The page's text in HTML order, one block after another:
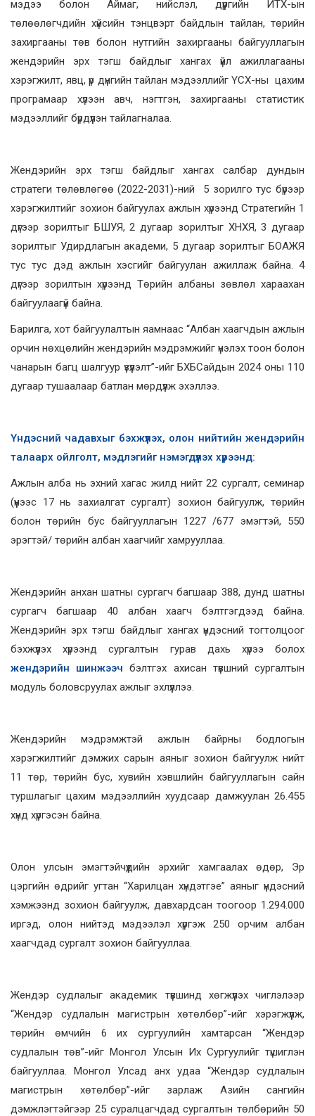
мэдээ болон Аймаг, нийслэл, дүүргийн ИТХ-ын
төлөөлөгчдийн хүйсийн тэнцвэрт байдлын тайлан, төрийн
захиргааны төв болон нутгийн захиргааны байгууллагын
жендэрийн эрх тэгш байдлыг хангах үйл ажиллагааны
хэрэгжилт, явц, үр дүнгийн тайлан мэдээллийг ҮСХ-ны цахим
програмаар хүлээн авч, нэгтгэн, захиргааны статистик
мэдээллийг бүрдүүлэн тайлагналаа.
Жендэрийн эрх тэгш байдлыг хангах салбар дундын
стратеги төлөвлөгөө (2022-2031)-ний 5 зорилго тус бүрээр
хэрэгжилтийг зохион байгуулах ажлын хүрээнд Стратегийн 1
дүгээр зорилтыг БШУЯ, 2 дугаар зорилтыг ХНХЯ, 3 дугаар
зорилтыг Удирдлагын академи, 5 дугаар зорилтыг БОАЖЯ
тус тус дэд ажлын хэсгийг байгуулан ажиллаж байна. 4
дүгээр зорилтын хүрээнд Төрийн албаны зөвлөл хараахан
байгуулаагүй байна.
Барилга, хот байгуулалтын яамнаас “Албан хаагчдын ажлын
орчин нөхцөлийн жендэрийн мэдрэмжийг үнэлэх тоон болон
чанарын багц шалгуур үзүүлэлт”-ийг БХБСайдын 2024 оны 110
дугаар тушаалаар батлан мөрдүүлж эхэллээ.
Үндэсний чадавхыг бэхжүүлэх, олон нийтийн жендэрийн
талаарх ойлголт, мэдлэгийг нэмэгдүүлэх хүрээнд:
Ажлын алба нь эхний хагас жилд нийт 22 сургалт, семинар
(үүнээс 17 нь захиалгат сургалт) зохион байгуулж, төрийн
болон төрийн бус байгууллагын 1227 /677 эмэгтэй, 550
эрэгтэй/ төрийн албан хаагчийг хамрууллаа.
Жендэрийн анхан шатны сургагч багшаар 388, дунд шатны
сургагч багшаар 40 албан хаагч бэлтгэгдээд байна.
Жендэрийн эрх тэгш байдлыг хангах үндэсний тогтолцоог
бэхжүүлэх хүрээнд сургалтын гурав дахь хүрээ болох
жендэрийн шинжээч бэлтгэх ахисан түвшний сургалтын
модуль боловсруулах ажлыг эхлүүллээ.
Жендэрийн мэдрэмжтэй ажлын байрны бодлогын
хэрэгжилтийг дэмжих сарын аяныг зохион байгуулж нийт
11 төр, төрийн бус, хувийн хэвшлийн байгууллагын сайн
туршлагыг цахим мэдээллийн хуудсаар дамжуулан 26.455
хүнд хүргэсэн байна.
Олон улсын эмэгтэйчүүдийн эрхийг хамгаалах өдөр, Эр
цэргийн өдрийг угтан “Харилцан хүндэтгэе” аяныг үндэсний
хэмжээнд зохион байгуулж, давхардсан тоогоор 1.294.000
иргэд, олон нийтэд мэдээлэл хүргэж 250 орчим албан
хаагчдад сургалт зохион байгууллаа.
Жендэр судлалыг академик түвшинд хөгжүүлэх чиглэлээр
“Жендэр судлалын магистрын хөтөлбөр”-ийг хэрэгжүүлж,
төрийн өмчийн 6 их сургуулийн хамтарсан “Жендэр
судлалын төв”-ийг Монгол Улсын Их Сургуулийг түшиглэн
байгууллаа. Монгол Улсад анх удаа “Жендэр судлалын
магистрын хөтөлбөр”-ийг зарлаж Азийн сангийн
дэмжлэгтэйгээр 25 суралцагчдад сургалтын төлбөрийн 50